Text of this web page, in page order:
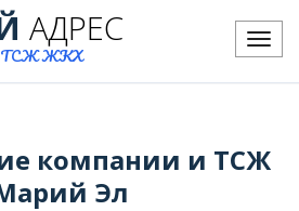
Меню
АДРЕС
и ТСЖ ЖКХ
компании и ТСЖ
Эл